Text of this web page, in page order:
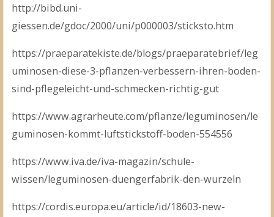
http://bibd.uni-
giessen.de/gdoc/2000/uni/p000003/sticksto.htm
https://praeparatekiste.de/blogs/praeparatebrief/leg
uminosen-diese-3-pflanzen-verbessern-ihren-boden-
sind-pflegeleicht-und-schmecken-richtig-gut
https://www.agrarheute.com/pflanze/leguminosen/le
guminosen-kommt-luftstickstoff-boden-554556
https://www.iva.de/iva-magazin/schule-
wissen/leguminosen-duengerfabrik-den-wurzeln
https://cordis.europa.eu/article/id/18603-new-